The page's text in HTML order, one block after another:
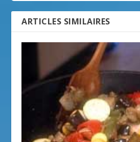
ARTICLES SIMILAIRES